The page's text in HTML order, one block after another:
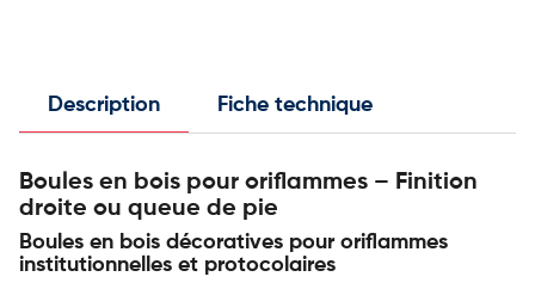
Description Fiche technique
Boules en bois pour oriflammes – Finition
droite ou queue de pie
Boules en bois décoratives pour oriflammes
institutionnelles et protocolaires